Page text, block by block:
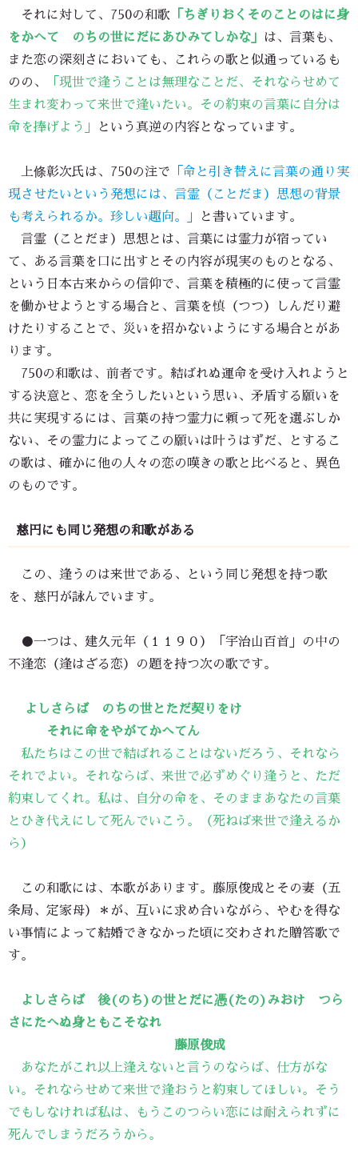
それに対して、750の和歌 「ちぎりおくそのことのはに身
をかへて のちの世にだにあひみてしかな」
は、言葉も、
また恋の深刻さにおいても、これらの歌と似通っているも
のの、
「現世で逢うことは無理なことだ、それならせめて
生まれ変わって来世で逢いたい。その約束の言葉に自分は
命を捧げよう」
という真逆の内容となっています。
上條彰次氏は、750の注で 「命と引き替えに言葉の通り実
現させたいという発想には、言霊（ことだま）思想の背景
も考えられるか。珍しい趣向。」
と書いています。
言霊（ことだま）思想とは、言葉には霊力が宿ってい
て、ある言葉を口に出すとその内容が現実のものとなる、
という日本古来からの信仰で、言葉を積極的に使って言霊
を働かせようとする場合と、言葉を慎（つつ）しんだり避
けたりすることで、災いを招かないようにする場合とがあ
ります。
750の和歌は、前者です。結ばれぬ運命を受け入れようと
する決意と、恋を全うしたいという思い、矛盾する願いを
共に実現するには、言葉の持つ霊力に頼って死を選ぶしか
ない、その霊力によってこの願いは叶うはずだ、とするこ
の歌は、確かに他の人々の恋の嘆きの歌と比べると、異色
のものです。
慈円にも同じ発想の和歌がある
この、逢うのは来世である、という同じ発想を持つ歌
を、慈円が詠んでいます。
●一つは、建久元年（１１９０）「宇治山百首」の中の
不逢恋（逢はざる恋）の題を持つ次の歌です。
よしさらば のちの世とただ契りをけ
それに命をやがてかへてん
私たちはこの世で結ばれることはないだろう、それなら
それでよい。それならば、来世で必ずめぐり逢うと、ただ
約束してくれ。私は、自分の命を、そのままあなたの言葉
とひき代えにして死んでいこう。（死ねば来世で逢えるか
ら）
この和歌には、本歌があります。藤原俊成とその妻（五
条局、定家母）＊が、互いに求め合いながら、やむを得な
い事情によって結婚できなかった頃に交わされた贈答歌で
す。
よしさらば 後(のち)の世とだに憑(たの)みおけ つら
さにたへぬ身ともこそなれ
藤原俊成
あなたがこれ以上逢えないと言うのならば、仕方がな
い。それならせめて来世で逢おうと約束してほしい。そう
でもしなければ私は、もうこのつらい恋には耐えられずに
死んでしまうだろうから。